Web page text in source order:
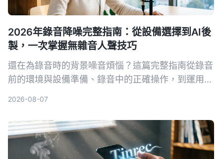
2026年錄音降噪完整指南：從設備選擇到AI後
製，一次掌握無雜音人聲技巧
還在為錄音時的背景噪音煩惱？這篇完整指南從錄音
前的環境與設備準備、錄音中的正確操作，到運用AI
2026-08-07